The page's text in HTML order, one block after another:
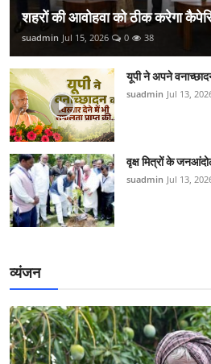
शहरों की आवोहवा को ठीक करेगा
suadmin Jul 15, 2026 0 38
यूपी ने अपने
suadmin Jul 13,
वृक्ष मित्रों के
suadmin Jul 13,
व्यंजन